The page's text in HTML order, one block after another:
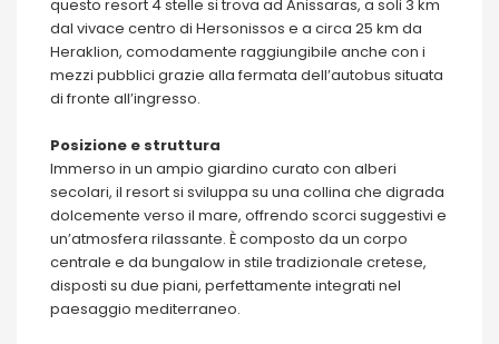
questo resort 4 stelle si trova ad Anissaras, a soli 3 km
dal vivace centro di Hersonissos e a circa 25 km da
Heraklion, comodamente raggiungibile anche con i
mezzi pubblici grazie alla fermata dell’autobus situata
di fronte all’ingresso.
Posizione e struttura
Immerso in un ampio giardino curato con alberi
secolari, il resort si sviluppa su una collina che digrada
dolcemente verso il mare, offrendo scorci suggestivi e
un’atmosfera rilassante. È composto da un corpo
centrale e da bungalow in stile tradizionale cretese,
disposti su due piani, perfettamente integrati nel
paesaggio mediterraneo.